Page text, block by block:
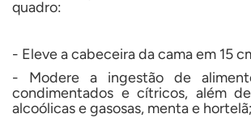
quadro:
- Eleve a cabeceira da cama em 15
- Modere a ingestão de
condimentados e cítricos, além
alcoólicas e gasosas, menta e hortelã;